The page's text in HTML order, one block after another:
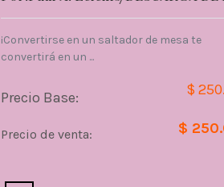
¡Convertirse en un saltador de mesa te
convertirá en un ...
Precio Base: $
Precio de venta: $